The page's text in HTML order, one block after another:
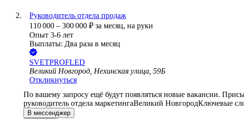
Руководитель отдела продаж
110 000 – 300 000 ₽ за месяц, на руки
Опыт 3-6 лет
Выплаты: Два раза в месяц
SVETPROFLED
Великий Новгород, Нехинская улица, 59Б
Откликнуться
По вашему запросу ещё будут появляться новые вакансии.
руководитель отдела маркетингаВеликий НовгородКлючевые
В мессенджер